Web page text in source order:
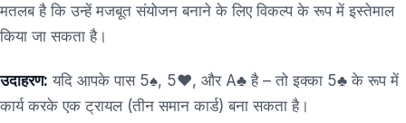
मतलब है कि उन्हें मजबूत संयोजन बनाने के लिए विकल्प के रूप में इस्तेमाल
किया जा सकता है।
उदाहरण: यदि आपके पास 5♠, 5♥, और A♣ है – तो इक्का 5♣ के रूप में
कार्य करके एक ट्रायल (तीन समान कार्ड) बना सकता है।